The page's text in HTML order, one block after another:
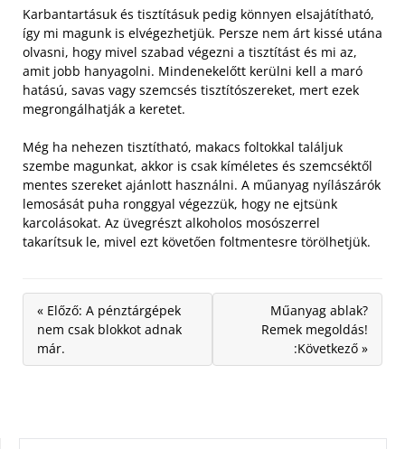
Karbantartásuk és tisztításuk pedig könnyen elsajátítható,
így mi magunk is elvégezhetjük. Persze nem árt kissé utána
olvasni, hogy mivel szabad végezni a tisztítást és mi az,
amit jobb hanyagolni. Mindenekelőtt kerülni kell a maró
hatású, savas vagy szemcsés tisztítószereket, mert ezek
megrongálhatják a keretet.
Még ha nehezen tisztítható, makacs foltokkal találjuk
szembe magunkat, akkor is csak kíméletes és szemcséktől
mentes szereket ajánlott használni. A műanyag nyílászárók
lemosását puha ronggyal végezzük, hogy ne ejtsünk
karcolásokat. Az üvegrészt alkoholos mosószerrel
takarítsuk le, mivel ezt követően foltmentesre törölhetjük.
« Előző: A pénztárgépek
nem csak blokkot adnak
már.
Műanyag ablak?
Remek megoldás!
:Következő »